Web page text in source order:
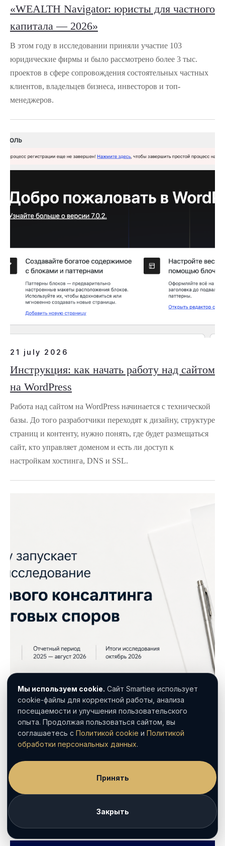
«WEALTH Navigator: юристы для частного
капитала — 2026»
В этом году в исследовании приняли участие 103
юридические фирмы и было рассмотрено более 3 тыс.
проектов в сфере сопровождения состоятельных частных
клиентов, владельцев бизнеса, инвесторов и топ-
менеджеров.
21 july 2026
Инструкция: как начать работу над сайтом
на WordPress
Работа над сайтом на WordPress начинается с технической
базы. До того разработчики переходят к дизайну, структуре
страниц и контенту, нужно понять, где будет размещаться
сайт, кто управляет доменом и есть ли доступ к
настройкам хостинга, DNS и SSL.
20 july 2026
Исследование налогового консалтинга и
налоговых споров Право.ру
Право.ру впервые запускает исследование для
юридических фирм с практикой налоговых споров и
консультирования. Рассказываем, какие проекты можно
заявить и как подготовиться к участию.
Мы используем cookie. Сайт Smartiee использует
cookie-файлы для корректной работы, анализа
посещаемости и улучшения пользовательского
опыта. Продолжая пользоваться сайтом, вы
соглашаетесь с Политикой cookie и Политикой
обработки персональных данных.
Принять
Закрыть